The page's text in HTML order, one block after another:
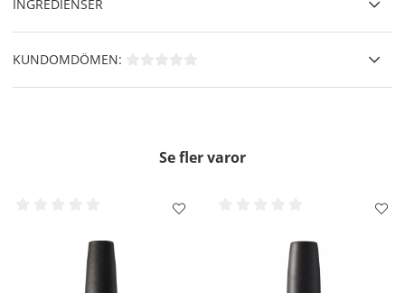
INGREDIENSER
KUNDOMDÖMEN:
Se fler varor